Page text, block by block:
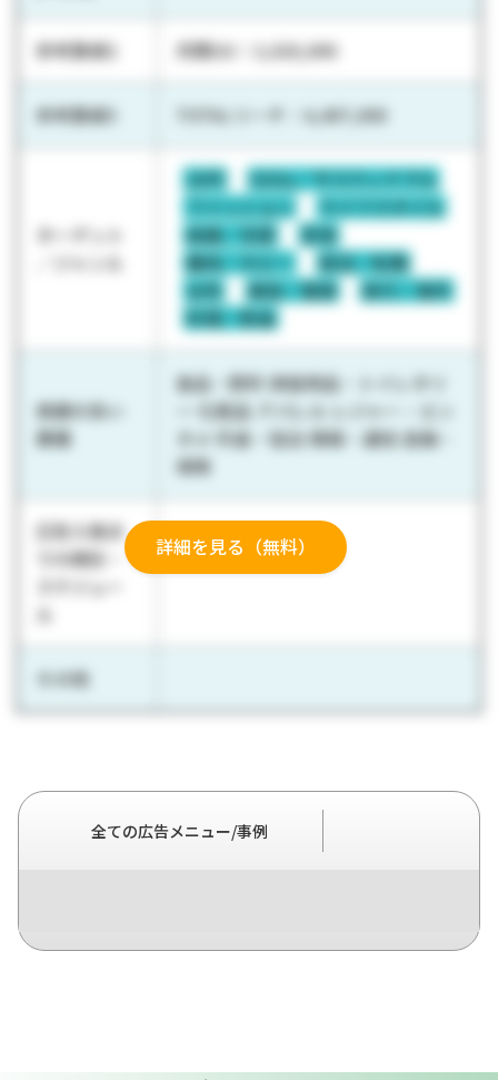
詳細を見る（無料）
参考数値2 月間UU：3,020,000
参考数値3 TOTALリーチ：4,407,000
ターゲット
／ジャンル
20代
SDGs／サスティナブル
ファッション
ライフスタイル
結婚／恋愛
若者
趣味／ホビー
就活／転職
女性
美容／健康
旅行／海外
料理／飲食
実績の多い
業種
食品・飲料 家庭用品・トイレタリ
ー 化粧品 アパレル レジャー・エン
タメ 外食・宿泊 情報・通信 金融・
保険
広告入稿ま
での期日・
スケジュー
ル
その他
全ての広告メニュー/事例